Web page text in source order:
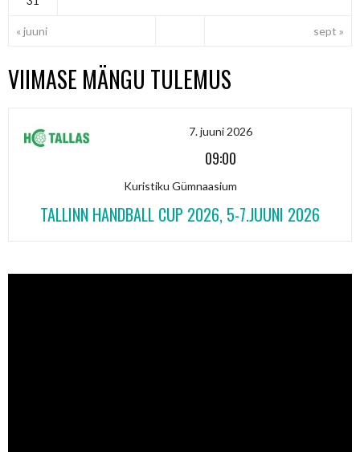
« juuni sept »
VIIMASE MÄNGU TULEMUS
7. juuni 2026
09:00
Kuristiku Gümnaasium
TALLINN HANDBALL CUP 2026, 5-7.JUUNI 2026